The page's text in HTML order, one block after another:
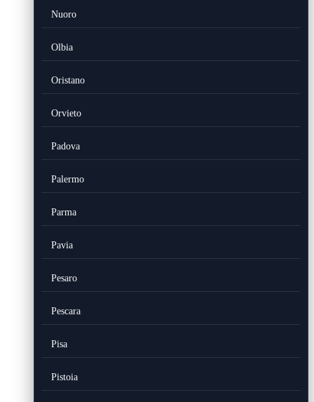
Nuoro
Olbia
Oristano
Orvieto
Padova
Palermo
Parma
Pavia
Pesaro
Pescara
Pisa
Pistoia